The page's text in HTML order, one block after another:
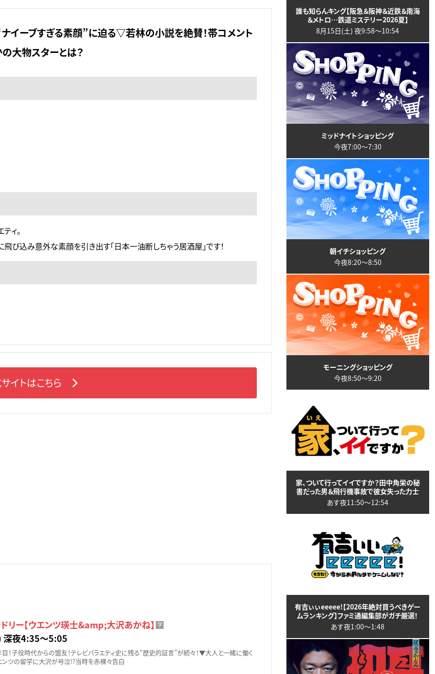
イトはこちら
イーブすぎる素顔”に迫る▽若林の小説を絶賛！帯コメント
大物スターとは？
ィ。
び込み意外な素顔を引き出す「日本一油断しちゃう居酒屋」です！
リー【ウエンツ瑛士&amp;大沢あかね】 字
深夜4:35〜5:05
！子役時代からの盟友！テレビバラエティ史に残る“歴史的証言”が続々！▼大人と一緒に働く
ツの留学に大沢が号泣!?当時を赤裸々告白
誰も知らんキング【阪急＆阪神＆近鉄＆南海
＆メトロ…鉄道ミステリー2026夏】
8月15日(土) 夜9:58〜10:54
ミッドナイトショッピング
今夜7:00〜7:30
朝イチショッピング
今夜8:20〜8:50
モーニングショッピング
今夜8:50〜9:20
家、ついて行ってイイですか？田中角栄の秘
書だった男＆飛行機事故で彼女失った力士
あす夜11:50〜12:54
有吉ぃぃeeeee!【2026年絶対買うべきゲー
ムランキング】ファミ通編集部がガチ厳選！
あす夜1:00〜1:48